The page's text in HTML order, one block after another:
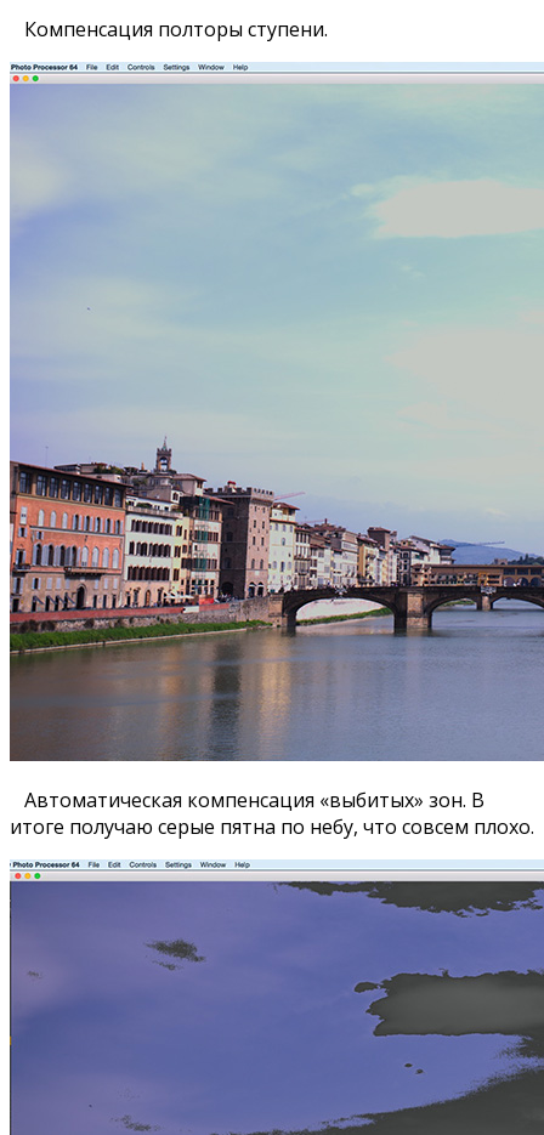
Компенсация полторы ступени.
Автоматическая компенсация «выбитых» зон. В
итоге получаю серые пятна по небу, что совсем плохо.